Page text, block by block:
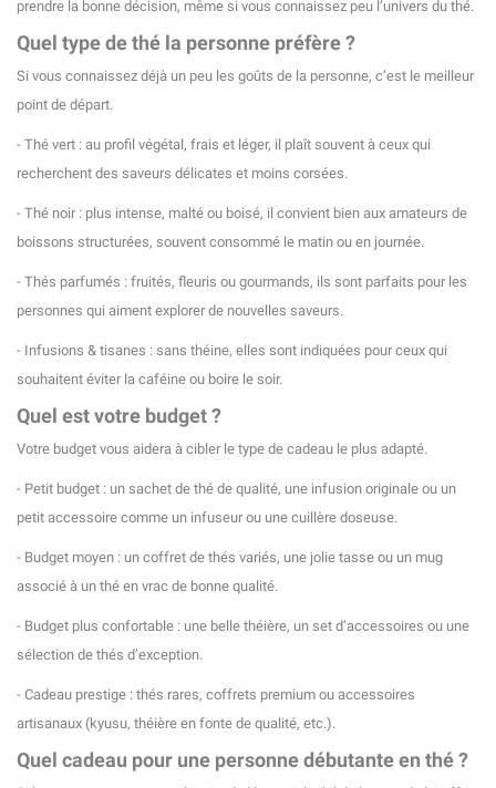
prendre la bonne décision, même si vous connaissez peu l’univers du thé.
Quel type de thé la personne préfère ?
Si vous connaissez déjà un peu les goûts de la personne, c’est le meilleur
point de départ.
- Thé vert : au profil végétal, frais et léger, il plaît souvent à ceux qui
recherchent des saveurs délicates et moins corsées.
- Thé noir : plus intense, malté ou boisé, il convient bien aux amateurs de
boissons structurées, souvent consommé le matin ou en journée.
- Thés parfumés : fruités, fleuris ou gourmands, ils sont parfaits pour les
personnes qui aiment explorer de nouvelles saveurs.
- Infusions & tisanes : sans théine, elles sont indiquées pour ceux qui
souhaitent éviter la caféine ou boire le soir.
Quel est votre budget ?
Votre budget vous aidera à cibler le type de cadeau le plus adapté.
- Petit budget : un sachet de thé de qualité, une infusion originale ou un
petit accessoire comme un infuseur ou une cuillère doseuse.
- Budget moyen : un coffret de thés variés, une jolie tasse ou un mug
associé à un thé en vrac de bonne qualité.
- Budget plus confortable : une belle théière, un set d’accessoires ou une
sélection de thés d’exception.
- Cadeau prestige : thés rares, coffrets premium ou accessoires
artisanaux (kyusu, théière en fonte de qualité, etc.).
Quel cadeau pour une personne débutante en thé ?